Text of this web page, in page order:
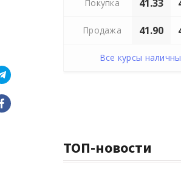
Покупка 41.33
Продажа 41.90
Все курсы
ТОП-новости